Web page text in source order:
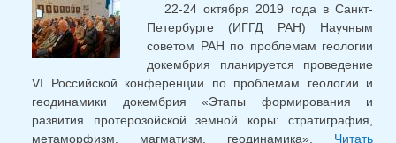
22-24 октября 2019 года в Санкт-
Петербурге (ИГГД РАН) Научным
советом РАН по проблемам геологии
докембрия планируется проведение
VI Российской конференции по проблемам геологии и
геодинамики докембрия «Этапы формирования и
развития протерозойской земной коры: стратиграфия,
метаморфизм, магматизм, геодинамика». Читать